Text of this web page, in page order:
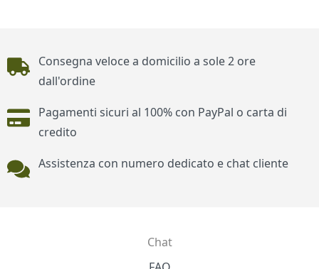
Piè di pagina
Consegna veloce a domicilio a sole 2 ore
dall'ordine
Pagamenti sicuri al 100% con PayPal o carta di
credito
Assistenza con numero dedicato e chat cliente
Chat